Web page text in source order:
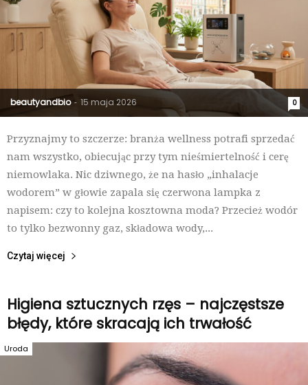
beautyandbio - 15 maja 2026 0
Przyznajmy to szczerze: branża wellness potrafi sprzedać
nam wszystko, obiecując przy tym nieśmiertelność i cerę
niemowlaka. Nic dziwnego, że na hasło „inhalacje
wodorem” w głowie zapala się czerwona lampka z
napisem: czy to kolejna kosztowna moda? Przecież wodór
to tylko bezwonny gaz, składowa wody,...
Czytaj więcej
Higiena sztucznych rzęs – najczęstsze
błędy, które skracają ich trwałość
Uroda